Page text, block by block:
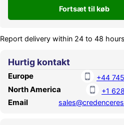
Report delivery within 24 to 48 hours
Hurtig kontakt
Europe +44
North America +1
Email